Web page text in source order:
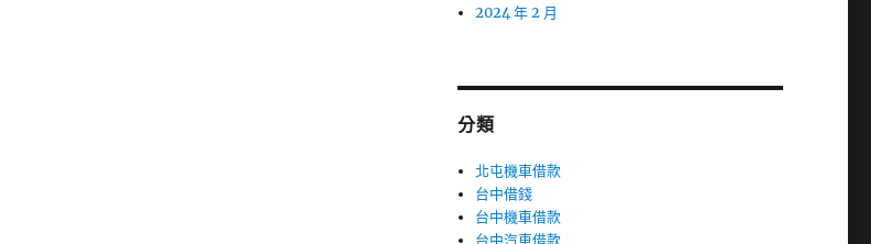
2024 年 2 月
分類
北屯機車借款
台中借錢
台中機車借款
台中汽車借款